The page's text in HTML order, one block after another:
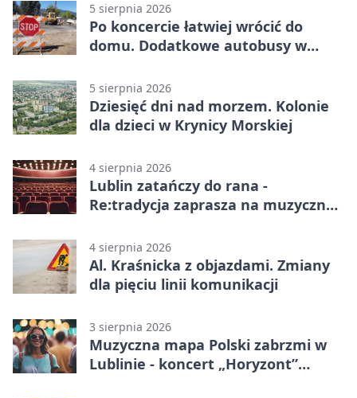
5 sierpnia 2026
Po koncercie łatwiej wrócić do
domu. Dodatkowe autobusy w
5 sierpnia 2026
Dziesięć dni nad morzem. Kolonie
dla dzieci w Krynicy Morskiej
4 sierpnia 2026
Lublin zatańczy do rana -
Re:tradycja zaprasza na muzyczną
4 sierpnia 2026
Al. Kraśnicka z objazdami. Zmiany
dla pięciu linii komunikacji
3 sierpnia 2026
Muzyczna mapa Polski zabrzmi w
Lublinie - koncert „Horyzont”